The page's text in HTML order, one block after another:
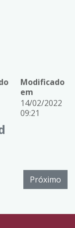
Modificado
em
14/02/2022
09:21
Próximo